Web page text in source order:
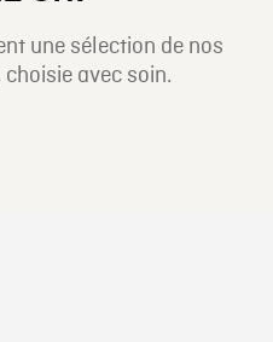
une sélection de nos
avec soin.